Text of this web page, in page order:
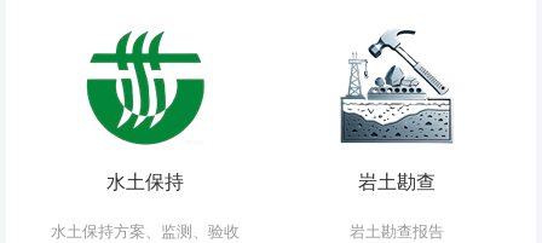
水土保持
水土保持方案、监测、验收
岩土勘查
岩土勘查报告